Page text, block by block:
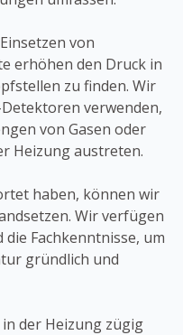
von
erhöhen den Druck in
zu finden. Wir
verwenden,
von Gasen oder
Heizung austreten.
haben, können wir
Wir verfügen
Fachkenntnisse, um
gründlich und
der Heizung zügig